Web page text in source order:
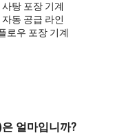
사탕 포장 기계
자동 공급 라인
로우 포장 기계
얼마입니까?